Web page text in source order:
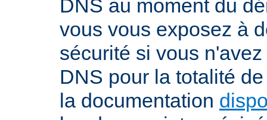
DNS au moment du
vous vous exposez à
sécurité si vous
DNS pour la totalité
la documentation